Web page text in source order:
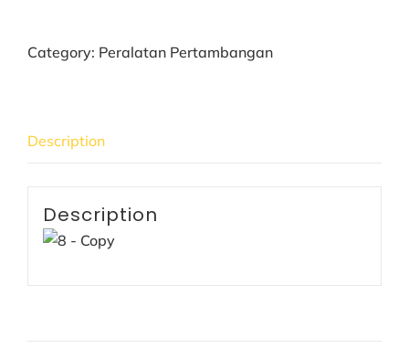
Category: Peralatan Pertambangan
Description
Description